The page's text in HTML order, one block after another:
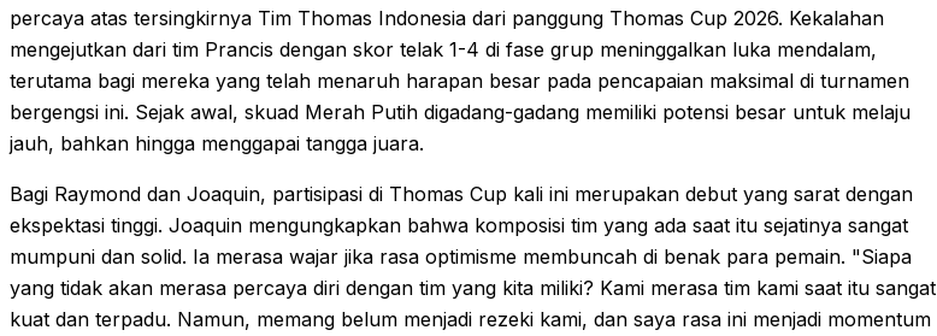
percaya atas tersingkirnya Tim Thomas Indonesia dari panggung Thomas Cup 2026. Kekalahan
mengejutkan dari tim Prancis dengan skor telak 1-4 di fase grup meninggalkan luka mendalam,
terutama bagi mereka yang telah menaruh harapan besar pada pencapaian maksimal di turnamen
bergengsi ini. Sejak awal, skuad Merah Putih digadang-gadang memiliki potensi besar untuk melaju
jauh, bahkan hingga menggapai tangga juara.
Bagi Raymond dan Joaquin, partisipasi di Thomas Cup kali ini merupakan debut yang sarat dengan
ekspektasi tinggi. Joaquin mengungkapkan bahwa komposisi tim yang ada saat itu sejatinya sangat
mumpuni dan solid. Ia merasa wajar jika rasa optimisme membuncah di benak para pemain. "Siapa
yang tidak akan merasa percaya diri dengan tim yang kita miliki? Kami merasa tim kami saat itu sangat
kuat dan terpadu. Namun, memang belum menjadi rezeki kami, dan saya rasa ini menjadi momentum